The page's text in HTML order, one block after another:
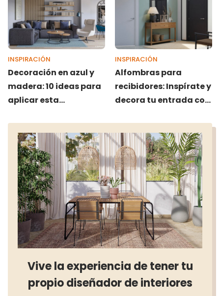
INSPIRACIÓN
Decoración en azul y
madera: 10 ideas para
aplicar esta
casa
INSPIRACIÓN
Alfombras para
recibidores: Inspírate y
decora tu entrada con
Vive la experiencia de tener tu
propio diseñador de interiores